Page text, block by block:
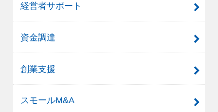
経営者サポート
資金調達
創業支援
スモールM&A